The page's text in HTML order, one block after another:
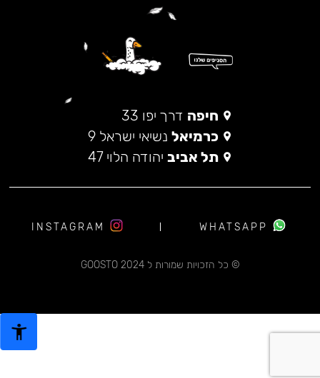
חיפה דרך יפו 33
כרמיאל נשיאי ישראל 9
תל אביב יהודה הלוי 47
© כל הזכויות שמורות ל 2024 GOOSTO
WHATSAPP
INSTAGRAM